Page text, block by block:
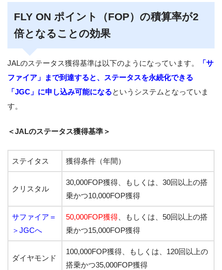
FLY ON ポイント（FOP）の積算率が2
倍となることの効果
JALのステータス獲得基準は以下のようになっています。
「サ
ファイア」まで到達すると、ステータスを永続化できる
「JGC」に申し込み可能になるというシステムとなっていま
す。
＜JALのステータス獲得基準＞
ステイタス 獲得条件（年間）
クリスタル
30,000FOP獲得、もしくは、30回以上の搭
乗かつ10,000FOP獲得
サファイア＝
＞JGCへ
50,000FOP獲得 、もしくは、50回以上の搭
乗かつ15,000FOP獲得
ダイヤモンド
100,000FOP獲得、もしくは、120回以上の
搭乗かつ35,000FOP獲得